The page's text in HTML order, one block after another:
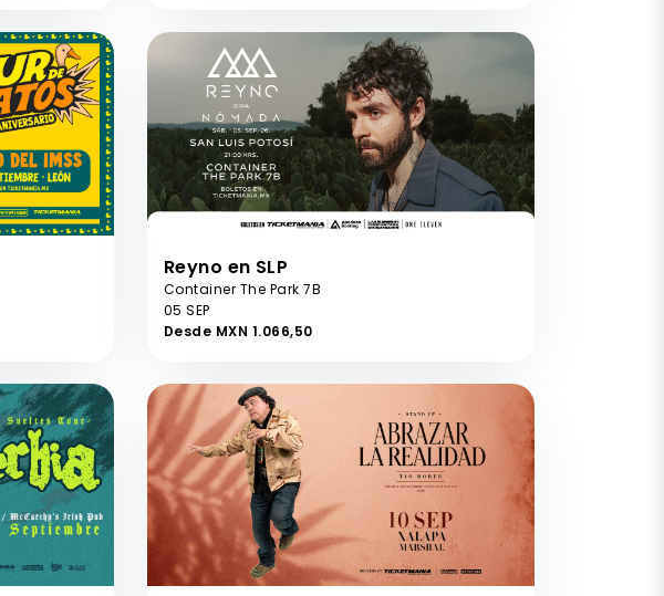
Reyno en SLP
Container The Park 7B
05 SEP
Desde MXN 1.066,50